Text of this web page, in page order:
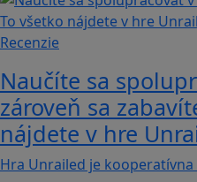
Recenzie
Naučíte sa
zároveň sa
nájdete v hre
Hra Unrailed je